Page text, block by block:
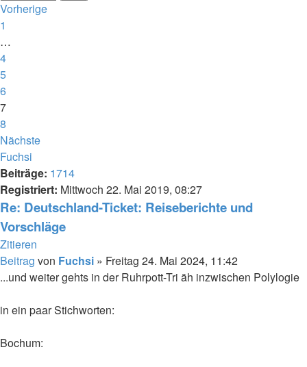
Vorherige
1
…
4
5
6
7
8
Nächste
Fuchsi
Beiträge: 1714
Registriert: Mittwoch 22. Mai 2019, 08:27
Re: Deutschland-Ticket: Reiseberichte und
Vorschläge
Zitieren
Beitrag von Fuchsi » Freitag 24. Mai 2024, 11:42
...und weiter gehts in der Ruhrpott-Tri äh inzwischen Polylogie
in ein paar Stichworten:
Bochum: